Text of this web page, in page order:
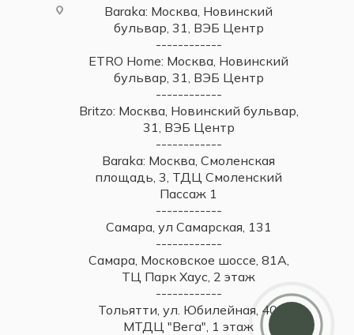
Baraka: Москва, Новинский
бульвар, 31, ВЭБ Центр
------------
ETRO Home: Москва, Новинский
бульвар, 31, ВЭБ Центр
------------
Britzo: Москва, Новинский бульвар,
31, ВЭБ Центр
------------
Baraka: Москва, Смоленская
площадь, 3, ТДЦ Смоленский
Пассаж 1
------------
Самара, ул Самарская, 131
------------
Самара, Московское шоссе, 81А,
ТЦ Парк Хаус, 2 этаж
------------
Тольятти, ул. Юбилейная, 40,
МТДЦ "Вега", 1 этаж